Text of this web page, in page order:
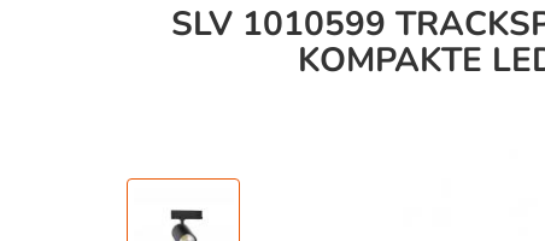
SLV 1010599
KOMPAKTE